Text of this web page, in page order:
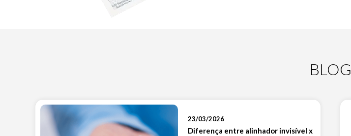
BLOG
23/03/2026
Diferença entre alinhador invisível x